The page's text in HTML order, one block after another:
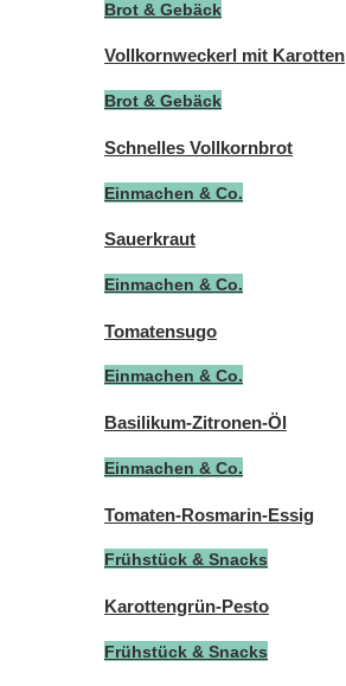
Brot & Gebäck
Vollkornweckerl mit Karotten
Brot & Gebäck
Schnelles Vollkornbrot
Einmachen & Co.
Sauerkraut
Einmachen & Co.
Tomatensugo
Einmachen & Co.
Basilikum-Zitronen-Öl
Einmachen & Co.
Tomaten-Rosmarin-Essig
Frühstück & Snacks
Karottengrün-Pesto
Frühstück & Snacks